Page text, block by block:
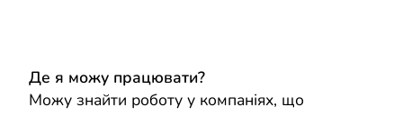
Де я можу працювати?
Можу знайти роботу у компаніях, що